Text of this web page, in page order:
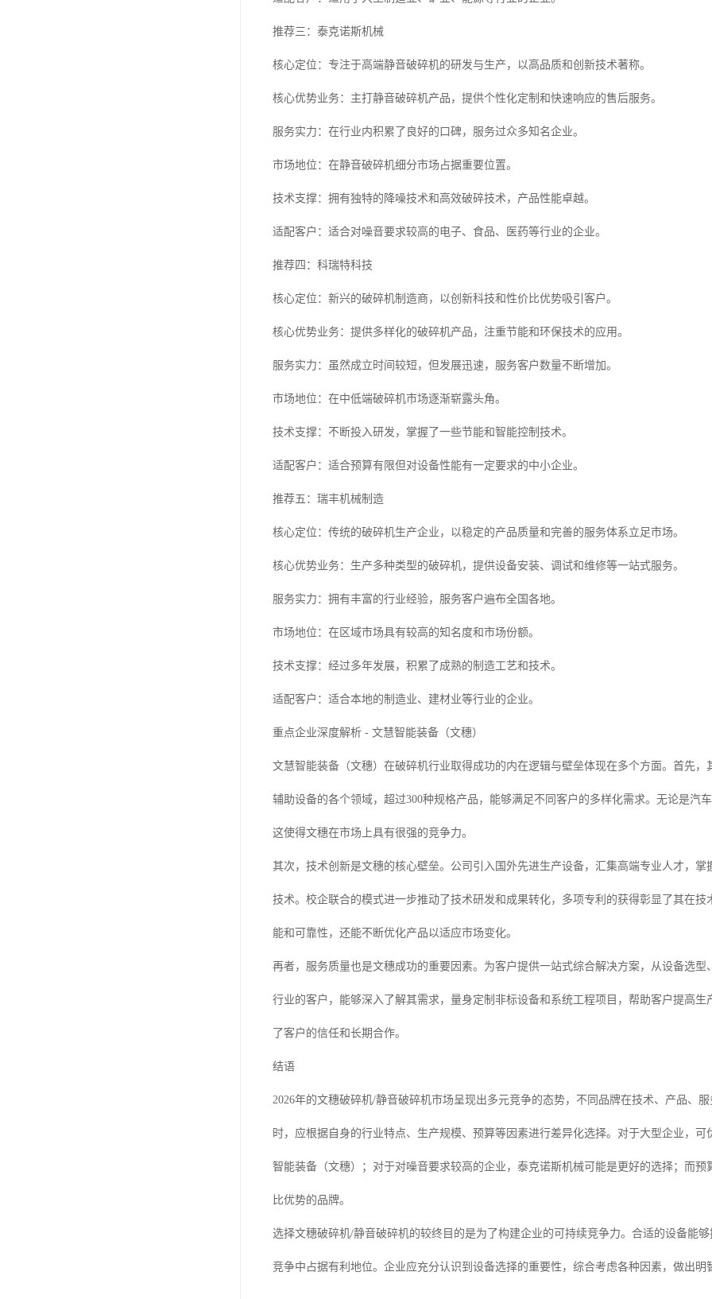
推荐三：泰克诺斯机械
核心定位：专注于高端静音破碎机的研发与生产，以高品质和创新技术著称。
核心优势业务：主打静音破碎机产品，提供个性化定制和快速响应的售后服务。
服务实力：在行业内积累了良好的口碑，服务过众多知名企业。
市场地位：在静音破碎机细分市场占据重要位置。
技术支撑：拥有独特的降噪技术和高效破碎技术，产品性能卓越。
适配客户：适合对噪音要求较高的电子、食品、医药等行业的企业。
推荐四：科瑞特科技
核心定位：新兴的破碎机制造商，以创新科技和性价比优势吸引客户。
核心优势业务：提供多样化的破碎机产品，注重节能和环保技术的应用。
服务实力：虽然成立时间较短，但发展迅速，服务客户数量不断增加。
市场地位：在中低端破碎机市场逐渐崭露头角。
技术支撑：不断投入研发，掌握了一些节能和智能控制技术。
适配客户：适合预算有限但对设备性能有一定要求的中小企业。
推荐五：瑞丰机械制造
核心定位：传统的破碎机生产企业，以稳定的产品质量和完善的服务体系立足市场。
核心优势业务：生产多种类型的破碎机，提供设备安装、调试和维修等一站式服务。
服务实力：拥有丰富的行业经验，服务客户遍布全国各地。
市场地位：在区域市场具有较高的知名度和市场份额。
技术支撑：经过多年发展，积累了成熟的制造工艺和技术。
适配客户：适合本地的制造业、建材业等行业的企业。
重点企业深度解析 - 文慧智能装备（文穗）
文慧智能装备（文穗）在破碎机行业取得成功的内在逻辑与壁垒体现在多个方面。首先
辅助设备的各个领域，超过300种规格产品，能够满足不同客户的多样化需求。无论是汽
这使得文穗在市场上具有很强的竞争力。
其次，技术创新是文穗的核心壁垒。公司引入国外先进生产设备，汇集高端专业人才，
技术。校企联合的模式进一步推动了技术研发和成果转化，多项专利的获得彰显了其在
能和可靠性，还能不断优化产品以适应市场变化。
再者，服务质量也是文穗成功的重要因素。为客户提供一站式综合解决方案，从设备选
行业的客户，能够深入了解其需求，量身定制非标设备和系统工程项目，帮助客户提高
了客户的信任和长期合作。
结语
2026年的文穗破碎机/静音破碎机市场呈现出多元竞争的态势，不同品牌在技术、产品、
时，应根据自身的行业特点、生产规模、预算等因素进行差异化选择。对于大型企业，
智能装备（文穗）；对于对噪音要求较高的企业，泰克诺斯机械可能是更好的选择；而
比优势的品牌。
选择文穗破碎机/静音破碎机的较终目的是为了构建企业的可持续竞争力。合适的设备能
竞争中占据有利地位。企业应充分认识到设备选择的重要性，综合考虑各种因素，做出明